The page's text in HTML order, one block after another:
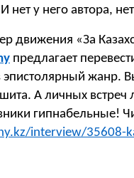
нет у него автора,
движения «За
предлагает
эпистолярный жанр.
А личных
гипнабельные!
interview/35608-